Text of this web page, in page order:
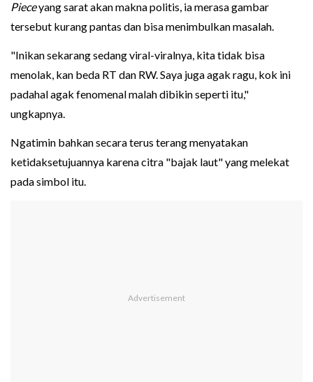
Pieceyang sarat akan makna politis, ia merasa gambar
tersebut kurang pantas dan bisa menimbulkan masalah.
"Inikan sekarang sedang viral-viralnya, kita tidak bisa
menolak, kan beda RT dan RW. Saya juga agak ragu, kok ini
padahal agak fenomenal malah dibikin seperti itu,"
ungkapnya.
Ngatimin bahkan secara terus terang menyatakan
ketidaksetujuannya karena citra "bajak laut" yang melekat
pada simbol itu.